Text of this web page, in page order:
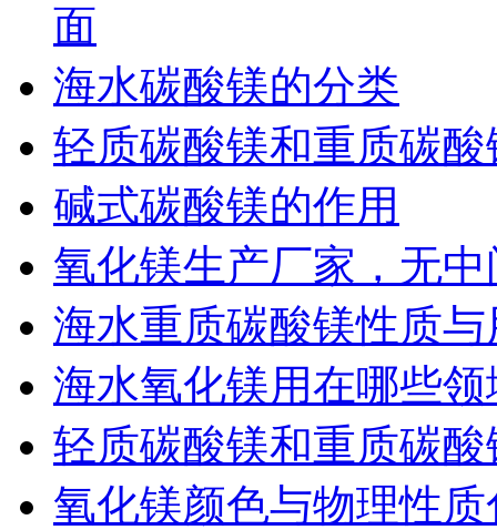
面
海水碳酸镁的分类
轻质碳酸镁和重质碳
碱式碳酸镁的作用
氧化镁生产厂家，无中
海水重质碳酸镁性质与
海水氧化镁用在哪些领
轻质碳酸镁和重质碳
氧化镁颜色与物理性